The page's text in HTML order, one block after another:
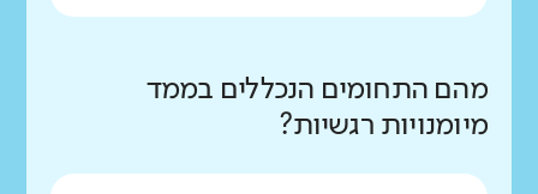
מהם התחומים הנכללים בממד
מיומנויות רגשיות?